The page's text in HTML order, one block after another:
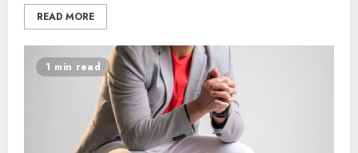
READ MORE
1 min read